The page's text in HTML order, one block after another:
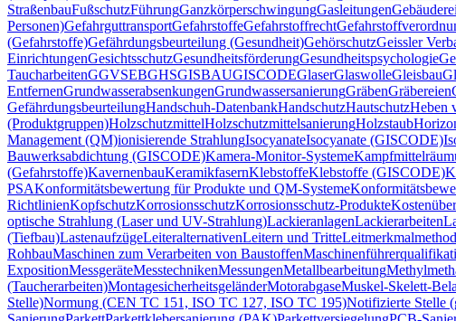
StraßenbauFußschutzFührungGanzkörperschwingungGasleitungen
Personen)GefahrguttransportGefahrstoffeGefahrstoffrecht
(Gefahrstoffe)Gefährdungsbeurteilung (Gesundheit)GehörschutzGeissler
EinrichtungenGesichtsschutzGesundheitsförderungGesundheitspsychologie
TaucharbeitenGGVSEBGHSGISBAUGISCODEGlaserGlaswolleGleisbau
EntfernenGrundwasserabsenkungenGrundwassersanierungGräbenGräbereien
GefährdungsbeurteilungHandschuh-DatenbankHandschutzHautschutzHeben
(Produktgruppen)HolzschutzmittelHolzschutzmittelsanierungHolzstaub
Management (QM)ionisierende StrahlungIsocyanateIsocyanate (GISCODE)
Bauwerksabdichtung (GISCODE)Kamera-Monitor-Systeme
(Gefahrstoffe)KavernenbauKeramikfasernKlebstoffeKlebstoffe (GISCODE)
PSAKonformitätsbewertung für Produkte und QM-Systeme
RichtlinienKopfschutzKorrosionsschutzKorrosionsschutz-Produkte
optische Strahlung (Laser und UV-Strahlung)LackieranlagenLackierarbeiten
(Tiefbau)LastenaufzügeLeiteralternativenLeitern und Tritte
RohbauMaschinen zum Verarbeiten von Baustoffen
ExpositionMessgeräteMesstechnikenMessungenMetallbearbeitung
(Taucherarbeiten)MontagesicherheitsgeländerMotorabgaseMuskel-Skelett-
Stelle)Normung (CEN TC 151, ISO TC 127, ISO TC 195)Notifizierte Stelle